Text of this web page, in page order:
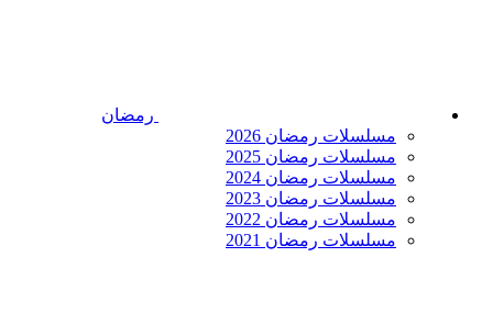
رمضان
مسلسلات رمضان 2026
مسلسلات رمضان 2025
مسلسلات رمضان 2024
مسلسلات رمضان 2023
مسلسلات رمضان 2022
مسلسلات رمضان 2021